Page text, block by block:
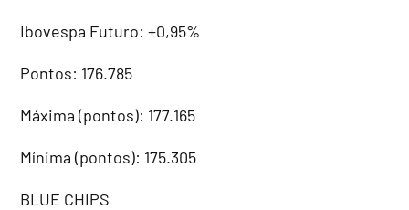
Ibovespa Futuro: +0,95%
Pontos: 176.785
Máxima (pontos): 177.165
Mínima (pontos): 175.305
BLUE CHIPS